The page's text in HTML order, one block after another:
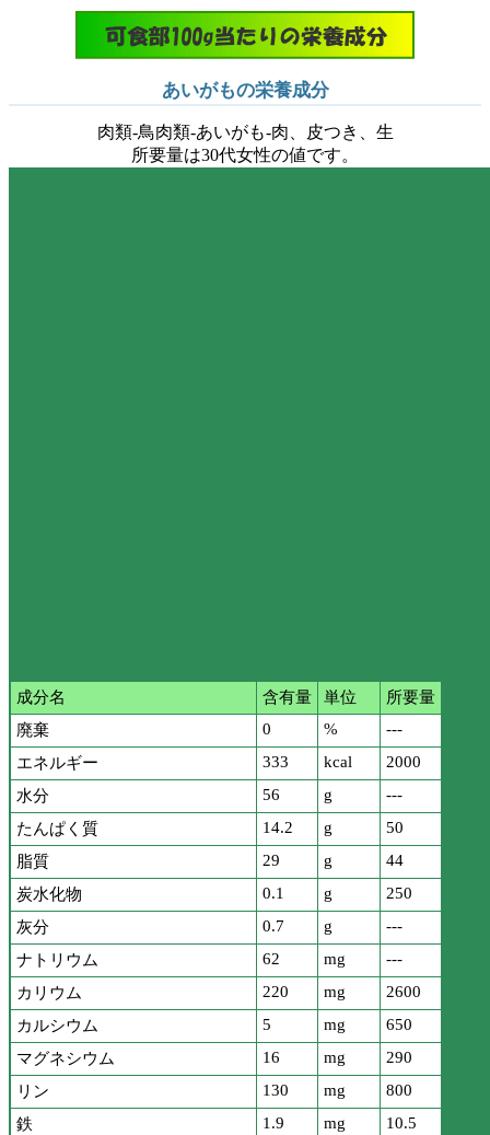
あいがもの栄養成分
肉類-鳥肉類-あいがも-肉、皮つき、生
所要量は30代女性の値です。
成分名 含有量 単位
所要量
廃棄
0 %
---
エネルギー
333 kcal
2000
水分
56 g
---
たんぱく質
14.2 g
50
脂質
29 g
44
炭水化物
0.1 g
250
灰分
0.7 g
---
ナトリウム
62 mg
---
カリウム
220 mg
2600
カルシウム
5 mg
650
マグネシウム
16 mg
290
リン
130 mg
800
鉄
1.9 mg
10.5